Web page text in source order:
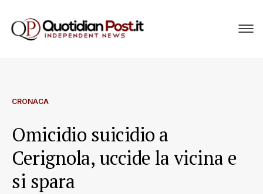
CRONACA
Omicidio suicidio a
Cerignola, uccide la vicina e
si spara